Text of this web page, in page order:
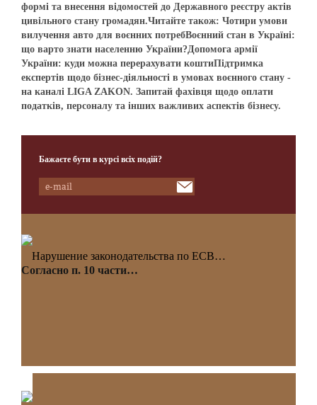
формі та внесення відомостей до Державного реєстру актів
цивільного стану громадян.Читайте також: Чотири умови
вилучення авто для воєнних потребВоєнний стан в Україні:
що варто знати населенню України?Допомога армії
України: куди можна перерахувати коштиПідтримка
експертів щодо бізнес-діяльності в умовах воєнного стану -
на каналі LIGA ZAKON. Запитай фахівця щодо оплати
податків, персоналу та інших важливих аспектів бізнесу.
Бажаєте бути в курсі всіх подій?
Нарушение законодательства по ЕСВ…
Согласно п. 10 части…